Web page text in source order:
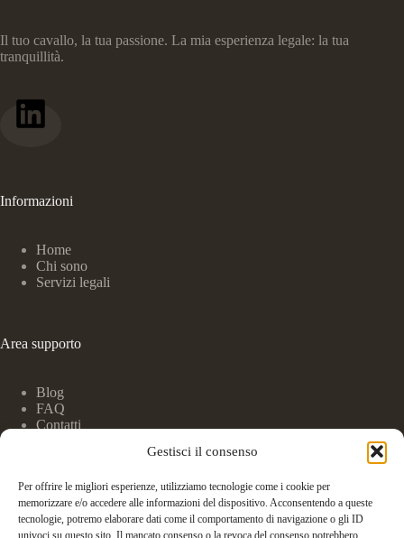
Gestisci il consenso
Per offrire le migliori esperienze, utilizziamo tecnologie come i cookie per
memorizzare e/o accedere alle informazioni del dispositivo. Acconsentendo a queste
tecnologie, potremo elaborare dati come il comportamento di navigazione o gli ID
univoci su questo sito. Il mancato consenso o la revoca del consenso potrebbero
Il tuo cavallo, la tua passione. La mia esperienza legale: la tua
tranquillità.
Informazioni
Home
Chi sono
Servizi legali
Area supporto
Blog
FAQ
Contatti
Studio Legale
Via XIV Settembre n. 73 - 06121 Perugia